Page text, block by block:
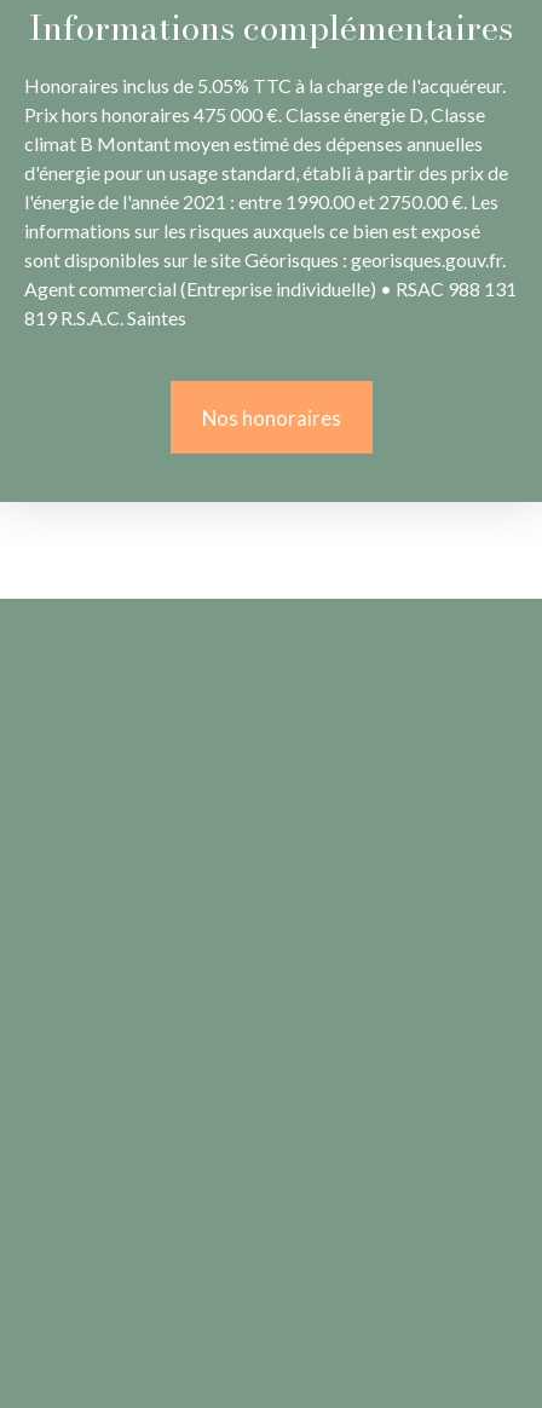
Informations complémentaires
Honoraires inclus de 5.05% TTC à la charge de l'acquéreur.
Prix hors honoraires 475 000 €. Classe énergie D, Classe
climat B Montant moyen estimé des dépenses annuelles
d'énergie pour un usage standard, établi à partir des prix de
l'énergie de l'année 2021 : entre 1990.00 et 2750.00 €. Les
informations sur les risques auxquels ce bien est exposé
sont disponibles sur le site Géorisques : georisques.gouv.fr.
Agent commercial (Entreprise individuelle) • RSAC 988 131
819 R.S.A.C. Saintes
Nos honoraires